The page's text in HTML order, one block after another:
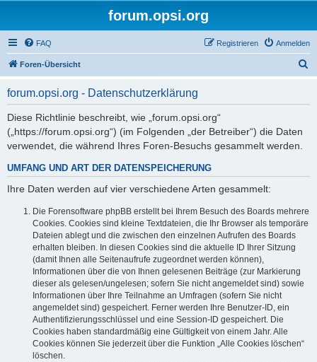
forum.opsi.org
FAQ Anmelden
Registrieren
Foren-Übersicht
forum.opsi.org - Datenschutzerklärung
Diese Richtlinie beschreibt, wie „forum.opsi.org“
(„https://forum.opsi.org“) (im Folgenden „der Betreiber“) die Daten
verwendet, die während Ihres Foren-Besuchs gesammelt werden.
UMFANG UND ART DER DATENSPEICHERUNG
Ihre Daten werden auf vier verschiedene Arten gesammelt:
Die Forensoftware phpBB erstellt bei Ihrem Besuch des Boards mehrere
Cookies. Cookies sind kleine Textdateien, die Ihr Browser als temporäre
Dateien ablegt und die zwischen den einzelnen Aufrufen des Boards
erhalten bleiben. In diesen Cookies sind die aktuelle ID Ihrer Sitzung
(damit Ihnen alle Seitenaufrufe zugeordnet werden können),
Informationen über die von Ihnen gelesenen Beiträge (zur Markierung
dieser als gelesen/ungelesen; sofern Sie nicht angemeldet sind) sowie
Informationen über Ihre Teilnahme an Umfragen (sofern Sie nicht
angemeldet sind) gespeichert. Ferner werden Ihre Benutzer-ID, ein
Authentifizierungsschlüssel und eine Session-ID gespeichert. Die
Cookies haben standardmäßig eine Gültigkeit von einem Jahr. Alle
Cookies können Sie jederzeit über die Funktion „Alle Cookies löschen“
löschen.